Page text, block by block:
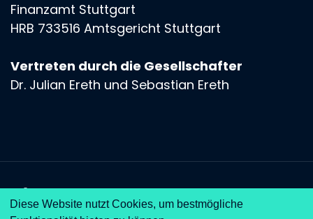
Finanzamt Stuttgart
HRB 733516 Amtsgericht Stuttgart
Vertreten durch die Gesellschafter
Dr. Julian Ereth und Sebastian Ereth
© 2026 Trendmarke GmbH Impressum
Rechtliche Hinweise Datenschutz Soziales Engagement
Diese Website nutzt Cookies, um bestmögliche